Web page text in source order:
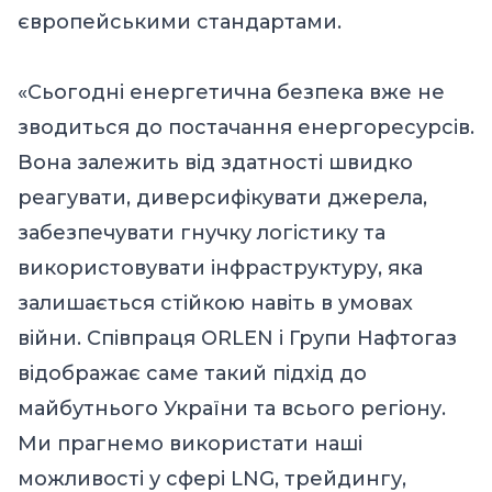
європейськими стандартами.
«Сьогодні енергетична безпека вже не
зводиться до постачання енергоресурсів.
Вона залежить від здатності швидко
реагувати, диверсифікувати джерела,
забезпечувати гнучку логістику та
використовувати інфраструктуру, яка
залишається стійкою навіть в умовах
війни. Співпраця ORLEN і Групи Нафтогаз
відображає саме такий підхід до
майбутнього України та всього регіону.
Ми прагнемо використати наші
можливості у сфері LNG, трейдингу,